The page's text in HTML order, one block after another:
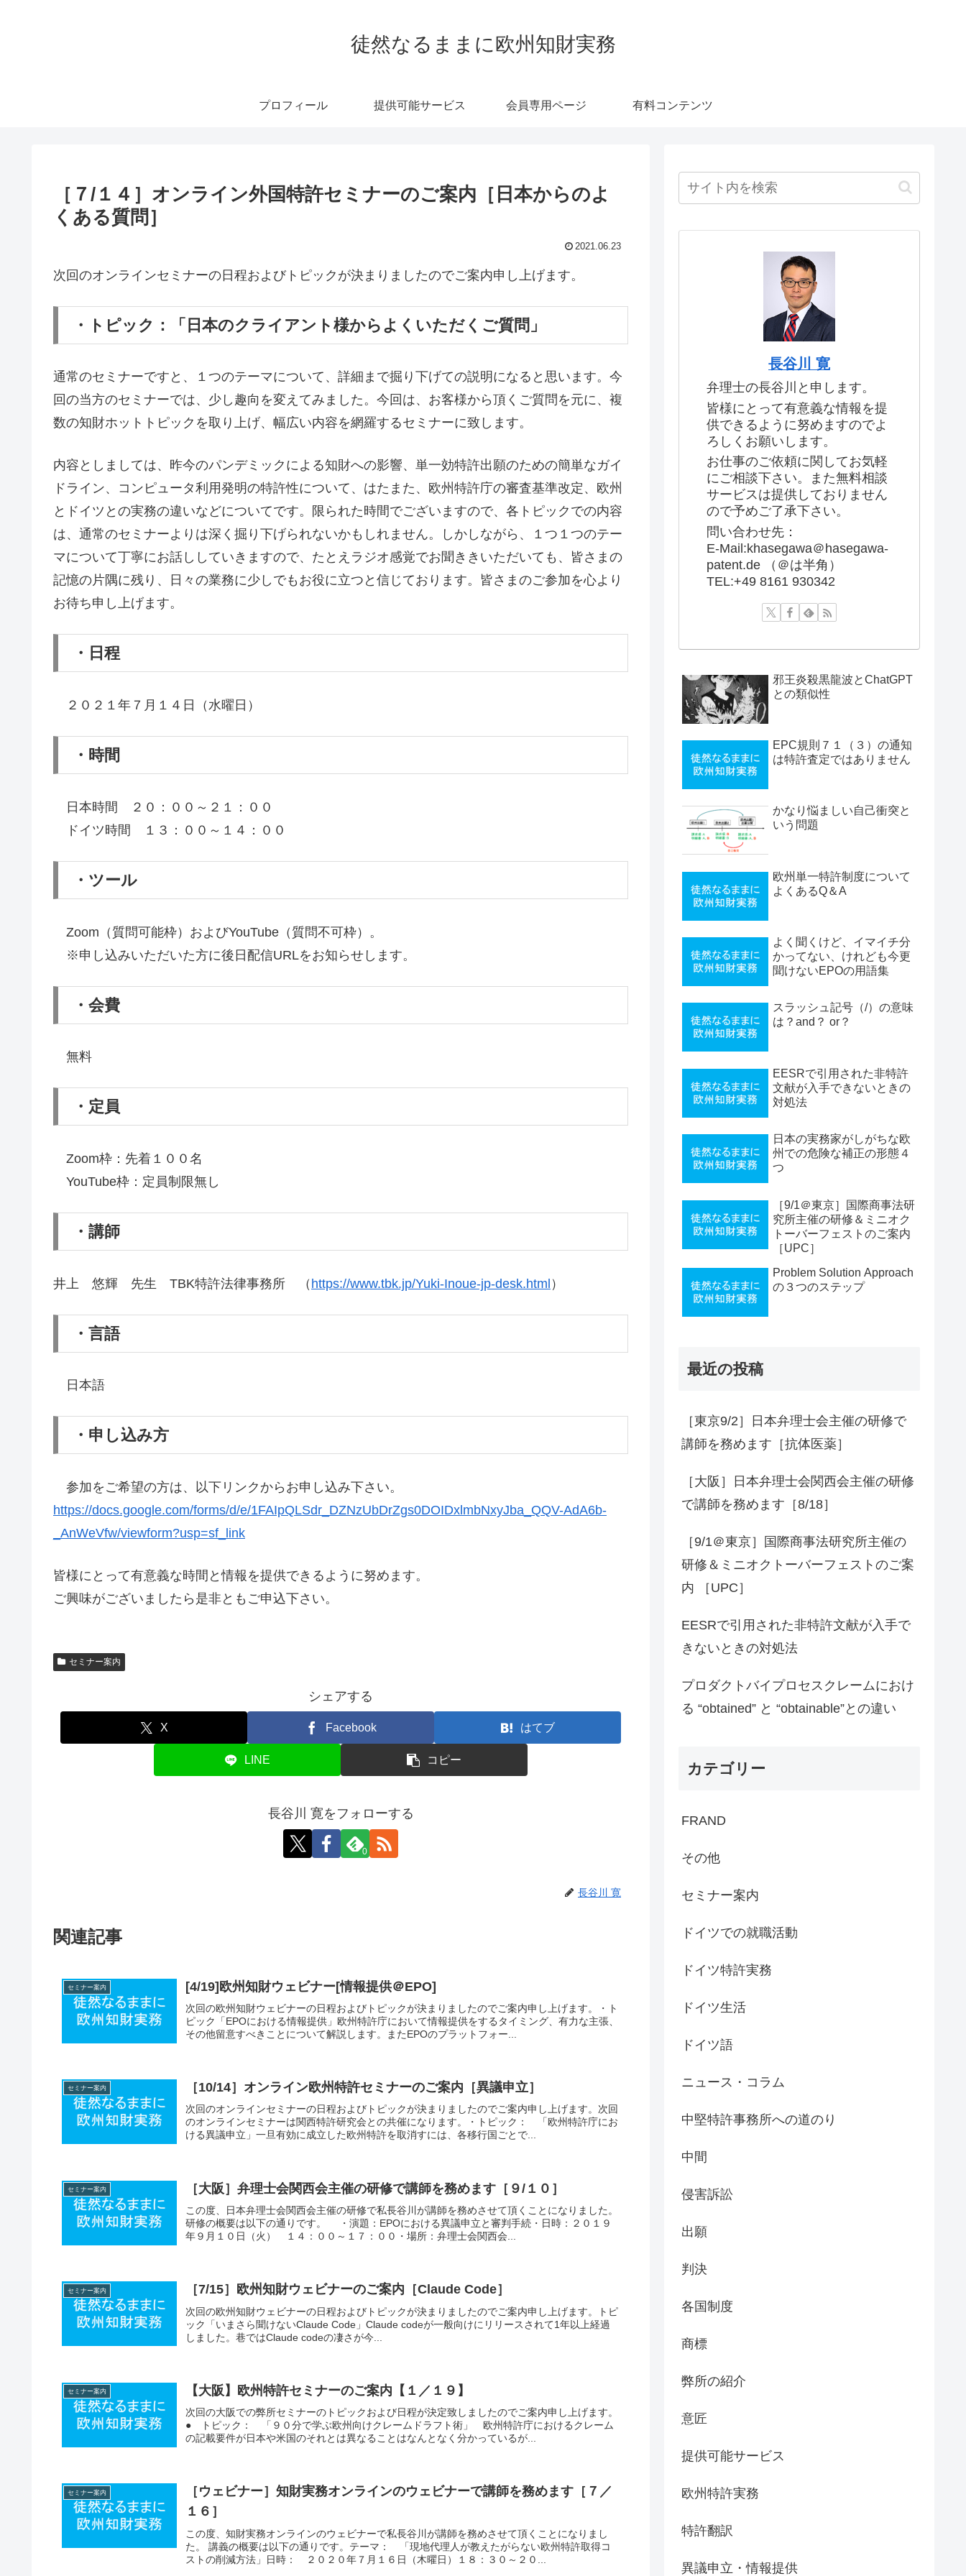
徒然なるままに欧州知財実務
プロフィール 提供可能サービス 会員専用ページ 有料コンテンツ
［７/１４］オンライン外国特許セミナーのご案内［日本からのよ
くある質問］
2021.06.23
次回のオンラインセミナーの日程およびトピックが決まりましたのでご案内申し上げます。
・トピック：「日本のクライアント様からよくいただくご質問」
通常のセミナーですと、１つのテーマについて、詳細まで掘り下げての説明になると思います。今
回の当方のセミナーでは、少し趣向を変えてみました。今回は、お客様から頂くご質問を元に、複
数の知財ホットトピックを取り上げ、幅広い内容を網羅するセミナーに致します。
内容としましては、昨今のパンデミックによる知財への影響、単一効特許出願のための簡単なガイ
ドライン、コンピュータ利用発明の特許性について、はたまた、欧州特許庁の審査基準改定、欧州
とドイツとの実務の違いなどについてです。限られた時間でございますので、各トピックでの内容
は、通常のセミナーよりは深く掘り下げられないかもしれません。しかしながら、１つ１つのテー
マについて丁寧にお話ししていきますので、たとえラジオ感覚でお聞ききいただいても、皆さまの
記憶の片隅に残り、日々の業務に少しでもお役に立つと信じております。皆さまのご参加を心より
お待ち申し上げます。
・日程
２０２１年７月１４日（水曜日）
・時間
日本時間 ２０：００～２１：００
ドイツ時間 １３：００～１４：００
・ツール
Zoom（質問可能枠）およびYouTube（質問不可枠）。
※申し込みいただいた方に後日配信URLをお知らせします。
・会費
無料
・定員
Zoom枠：先着１００名
YouTube枠：定員制限無し
・講師
井上 悠輝 先生 TBK特許法律事務所 （ https://www.tbk.jp/Yuki-Inoue-jp-desk.html ）
・言語
日本語
・申し込み方
参加をご希望の方は、以下リンクからお申し込み下さい。
https://docs.google.com/forms/d/e/1FAIpQLSdr_DZNzUbDrZgs0DOIDxlmbNxyJba_QQV-AdA6b-
_AnWeVfw/viewform?usp=sf_link
皆様にとって有意義な時間と情報を提供できるように努めます。
ご興味がございましたら是非ともご申込下さい。
セミナー案内
シェアする
X Facebook はてブ
LINE コピー
長谷川 寛をフォローする
0
長谷川 寛
関連記事
セミナー案内 [4/19]欧州知財ウェビナー[情報提供＠EPO]
次回の欧州知財ウェビナーの日程およびトピックが決まりましたのでご案内申し上げます。・ト
ピック「EPOにおける情報提供」欧州特許庁において情報提供をするタイミング、有力な主張、
その他留意すべきことについて解説します。またEPOのプラットフォー...
セミナー案内 ［10/14］オンライン欧州特許セミナーのご案内［異議申立］
次回のオンラインセミナーの日程およびトピックが決まりましたのでご案内申し上げます。次回
のオンラインセミナーは関西特許研究会との共催になります。・トピック： 「欧州特許庁にお
ける異議申立」一旦有効に成立した欧州特許を取消すには、各移行国ごとで...
セミナー案内 ［大阪］弁理士会関西会主催の研修で講師を務めます［９/１０］
この度、日本弁理士会関西会主催の研修で私長谷川が講師を務めさせて頂くことになりました。
研修の概要は以下の通りです。 ・演題：EPOにおける異議申立と審判手続・日時：２０１９
年９月１０日（火） １４：００～１７：００・場所：弁理士会関西会...
セミナー案内 ［7/15］欧州知財ウェビナーのご案内［Claude Code］
次回の欧州知財ウェビナーの日程およびトピックが決まりましたのでご案内申し上げます。トピ
ック「いまさら聞けないClaude Code」Claude codeが一般向けにリリースされて1年以上経過
しました。巷ではClaude codeの凄さが今...
セミナー案内 【大阪】欧州特許セミナーのご案内【１／１９】
次回の大阪での弊所セミナーのトピックおよび日程が決定致しましたのでご案内申し上げます。
● トピック： 「９０分で学ぶ欧州向けクレームドラフト術」 欧州特許庁におけるクレーム
の記載要件が日本や米国のそれとは異なることはなんとなく分かっているが...
セミナー案内
［ウェビナー］知財実務オンラインのウェビナーで講師を務めます［７／
１６］
この度、知財実務オンラインのウェビナーで私長谷川が講師を務めさせて頂くことになりまし
た。 講義の概要は以下の通りです。テーマ： 「現地代理人が教えたがらない欧州特許取得コ
ストの削減方法」日時： ２０２０年７月１６日（木曜日）１８：３０～２０...
長谷川 寛
弁理士の長谷川と申します。
皆様にとって有意義な情報を提
供できるように努めますのでよ
ろしくお願いします。
お仕事のご依頼に関してお気軽
にご相談下さい。また無料相談
サービスは提供しておりません
ので予めご了承下さい。
問い合わせ先：
E-Mail:khasegawa＠hasegawa-
patent.de （＠は半角）
TEL:+49 8161 930342
邪王炎殺黒龍波とChatGPT
との類似性
EPC規則７１（３）の通知
は特許査定ではありません
かなり悩ましい自己衝突と
いう問題
欧州単一特許制度について
よくあるQ＆A
よく聞くけど、イマイチ分
かってない、けれども今更
聞けないEPOの用語集
スラッシュ記号（/）の意味
は？and？ or？
EESRで引用された非特許
文献が入手できないときの
対処法
日本の実務家がしがちな欧
州での危険な補正の形態４
つ
［9/1＠東京］国際商事法研
究所主催の研修＆ミニオク
トーバーフェストのご案内
［UPC］
Problem Solution Approach
の３つのステップ
最近の投稿
［東京9/2］日本弁理士会主催の研修で
講師を務めます［抗体医薬］
［大阪］日本弁理士会関西会主催の研修
で講師を務めます［8/18］
［9/1＠東京］国際商事法研究所主催の
研修＆ミニオクトーバーフェストのご案
内 ［UPC］
EESRで引用された非特許文献が入手で
きないときの対処法
プロダクトバイプロセスクレームにおけ
る “obtained” と “obtainable”との違い
カテゴリー
FRAND
その他
セミナー案内
ドイツでの就職活動
ドイツ特許実務
ドイツ生活
ドイツ語
ニュース・コラム
中堅特許事務所への道のり
中間
侵害訴訟
出願
判決
各国制度
商標
弊所の紹介
意匠
提供可能サービス
欧州特許実務
特許翻訳
異議申立・情報提供